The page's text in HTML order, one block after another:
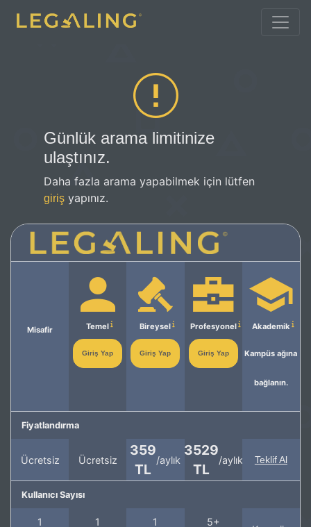
Günlük arama limitinize
ulaştınız.
Daha fazla arama yapabilmek için lütfen
giriş yapınız.
Misafir Temel
Giriş Yap
Bireysel
Giriş Yap
Profesyonel
Giriş Yap
Akademik
Kampüs ağına
bağlanın.
Fiyatlandırma
Ücretsiz Ücretsiz
359
TL
/aylık
3529
TL
/aylık Teklif Al
Kullanıcı Sayısı
1
1
1
5+